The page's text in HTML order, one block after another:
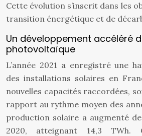
Cette évolution s’inscrit dans les
transition énergétique et de
Un développement accéléré
photovoltaïque
L’année 2021 a enregistré une
des installations solaires en
nouvelles capacités raccordées,
rapport au rythme moyen des
production solaire a augmenté
2020, atteignant 14,3 TWh.